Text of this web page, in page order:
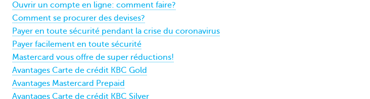
Ouvrir un compte en ligne: comment faire?
Comment se procurer des devises?
Payer en toute sécurité pendant la crise du coronavirus
Payer facilement en toute sécurité
Mastercard vous offre de super réductions!
Avantages Carte de crédit KBC Gold
Avantages Mastercard Prepaid
Avantages Carte de crédit KBC Silver